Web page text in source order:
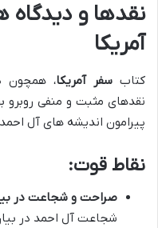
نقدها و دیدگاه
آمریکا
کتاب سفر آمریکا، همچون
نقدهای مثبت و منفی
پیرامون اندیشه های آل
نقاط قوت:
صراحت و شجاعت در
شجاعت آل احمد در